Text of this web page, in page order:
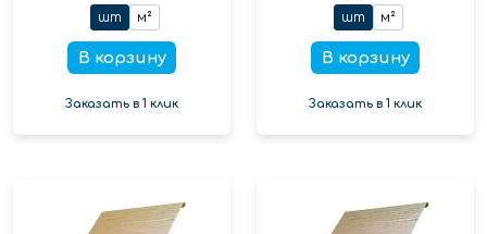
шт м²
В корзину
Заказать в 1 клик
шт м²
В корзину
Заказать в 1 клик